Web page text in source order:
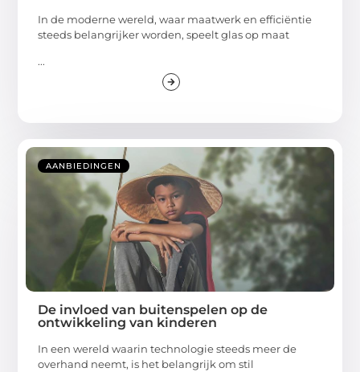
In de moderne wereld, waar maatwerk en efficiëntie
steeds belangrijker worden, speelt glas op maat
...
AANBIEDINGEN
De invloed van buitenspelen op de
ontwikkeling van kinderen
In een wereld waarin technologie steeds meer de
overhand neemt, is het belangrijk om stil